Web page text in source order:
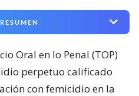
Oral en lo Penal (TOP)
perpetuo calificado
con femicidio en la